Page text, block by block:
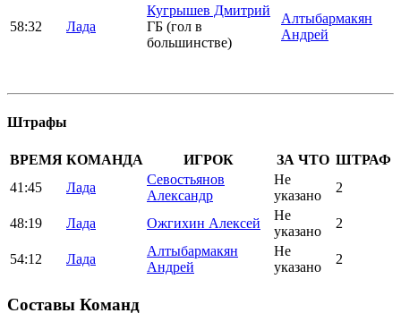
58:32 Лада
Кугрышев Дмитрий
ГБ (гол в
большинстве)
Алтыбармакян
Андрей
Штрафы
ВРЕМЯ КОМАНДА ИГРОК ЗА ЧТО ШТРАФ
41:45
Лада
Севостьянов
Александр
Не
указано
2
48:19 Лада Ожгихин Алексей
Не
указано
2
54:12 Лада
Алтыбармакян
Андрей
Не
указано
2
Составы Команд